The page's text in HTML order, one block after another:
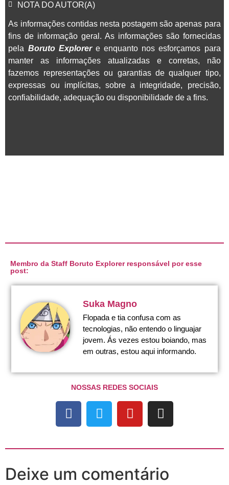
NOTA DO AUTOR(A)
As informações contidas nesta postagem são apenas para
fins de informação geral. As informações são fornecidas
pela Boruto Explorere enquanto nos esforçamos para
manter as informações atualizadas e corretas, não
fazemos representações ou garantias de qualquer tipo,
expressas ou implícitas, sobre a integridade, precisão,
confiabilidade, adequação ou disponibilidade de a fins.
Membro da Staff Boruto Explorer responsável por esse
post:
Suka Magno
Flopada e tia confusa com as
tecnologias, não entendo o linguajar
jovem. Ás vezes estou boiando, mas
em outras, estou aqui informando.
NOSSAS REDES SOCIAIS
Deixe um comentário